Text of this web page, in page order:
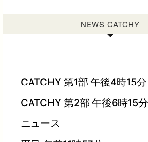
NEWS CATCHY
CATCHY 第1部 午後4時15分
CATCHY 第2部 午後6時15分
ニュース